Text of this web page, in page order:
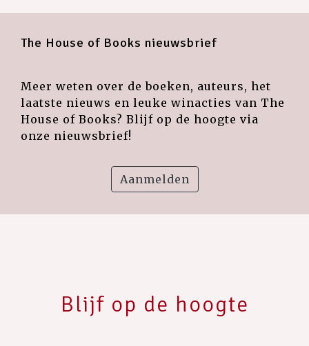
The House of Books nieuwsbrief
Meer weten over de boeken, auteurs, het
laatste nieuws en leuke winacties van The
House of Books? Blijf op de hoogte via
onze nieuwsbrief!
Aanmelden
Blijf op de hoogte